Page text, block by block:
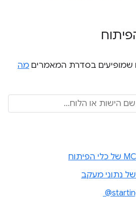
שמופיעים בסדרת המאמרים מה
נתוני מעקב